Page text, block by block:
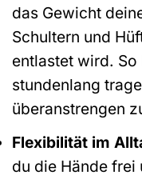
das Gewicht
Schultern und
entlastet wird.
stundenlang
überanstrengen
Flexibilität im
du die Hände